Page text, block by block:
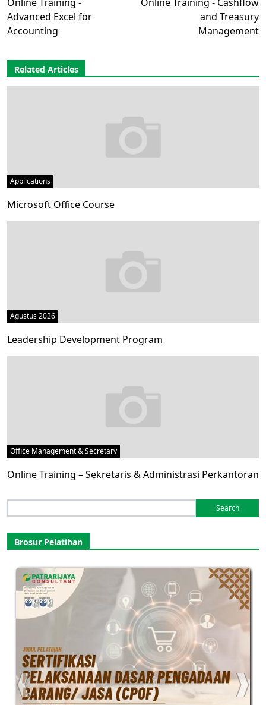
Advanced Excel for
Accounting
and Treasury
Management
Related Articles
Applications
Microsoft Office Course
Agustus 2026
Leadership Development Program
Office Management & Secretary
Online Training – Sekretaris & Administrasi Perkantoran
for:
Brosur Pelatihan